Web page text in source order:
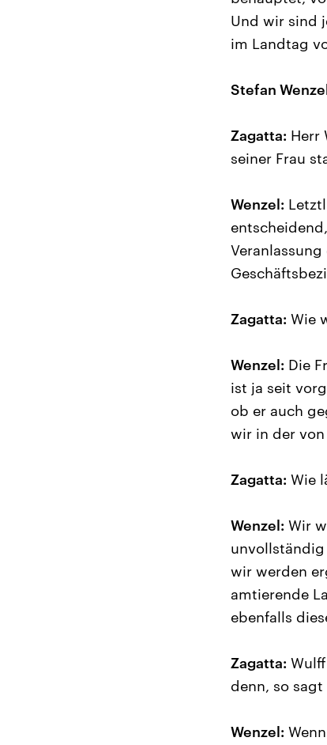
Und wir sind
im Landtag
Stefan
Zagatta: Herr
seiner Frau
Wenzel:
Zagatta: Wie
Wenzel: Die
ist ja seit
ob er auch
wir in der
Zagatta: Wie
Wenzel: Wir
unvollständig
wir werden
amtierende
ebenfalls
Zagatta:
denn, so
Wenzel: